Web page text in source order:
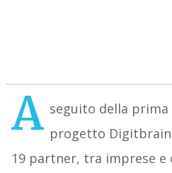
A seguito della prima
progetto
19 partner, tra imprese e